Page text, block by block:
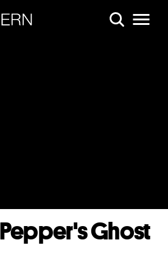
Ghost